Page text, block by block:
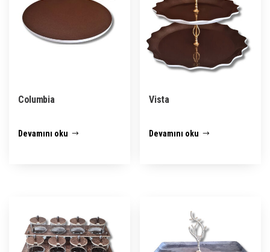
Columbia
Devamını oku
Vista
Devamını oku